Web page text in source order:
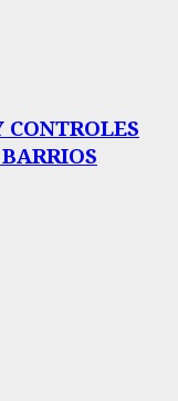
CONTROLES